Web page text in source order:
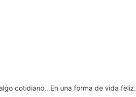
cotidiano…En una forma de vida feliz.